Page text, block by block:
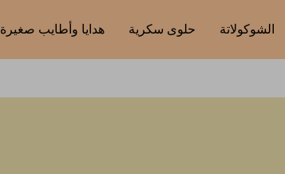
الشوكولاتة حلوى سكرية هدايا وأطايب صغيرة